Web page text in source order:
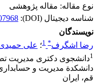
نوع مقاله: مقاله پژوهشی
شناسه دیجیتال (DOI):
نویسندگان
رضا اشگرف*
1؛ علی حمیدی
1دانشجوی دکتری مدیریت
دانشکدة مدیریت و
قم، ایران